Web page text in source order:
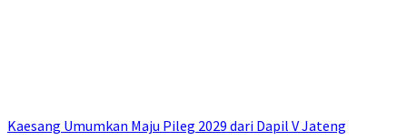
Kaesang Umumkan Maju Pileg 2029 dari Dapil V Jateng